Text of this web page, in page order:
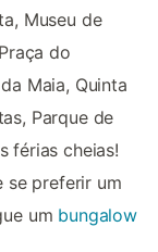
Museu de
do
Maia, Quinta
Parque de
férias cheias!
se preferir um
um bungalow